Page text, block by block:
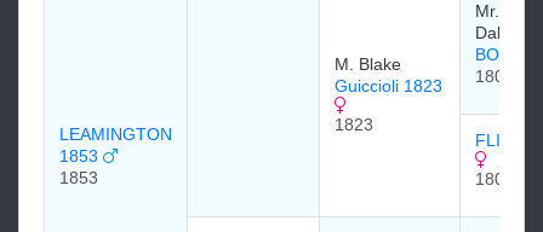
LEAMINGTON
1853
1853
M. Blake
Guiccioli 1823
1823
Mr.
Daly.
BOB
1804
FLIGHT
1809